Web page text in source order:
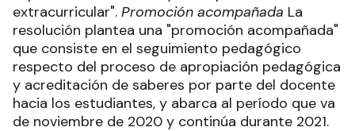
extracurricular". Promoción acompañada La
resolución plantea una "promoción acompañada"
que consiste en el seguimiento pedagógico
respecto del proceso de apropiación pedagógica
y acreditación de saberes por parte del docente
hacia los estudiantes, y abarca al período que va
de noviembre de 2020 y continúa durante 2021.